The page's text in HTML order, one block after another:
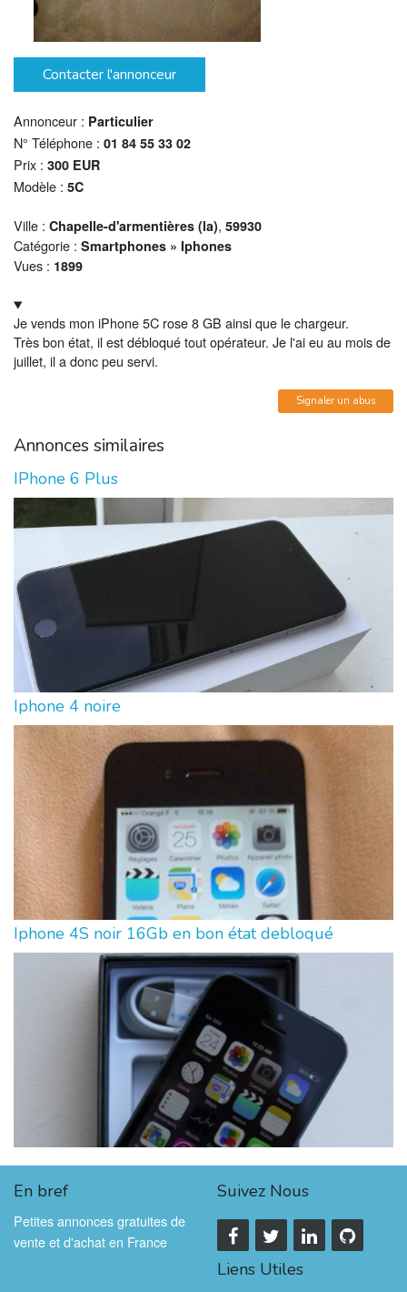
Contacter l'annonceur
Annonceur : Particulier
N° Téléphone : 01 84 55 33 02
Prix : 300 EUR
Modèle : 5C
Ville : Chapelle-d'armentières (la), 59930
Catégorie : Smartphones » Iphones
Vues : 1899
Je vends mon iPhone 5C rose 8 GB ainsi que le chargeur.
Très bon état, il est débloqué tout opérateur. Je l'ai eu au mois de
juillet, il a donc peu servi.
Signaler un abus
Annonces similaires
IPhone 6 Plus
Iphone 4 noire
Iphone 4S noir 16Gb en bon état debloqué
En bref
Petites annonces gratuites de
vente et d'achat en France
Suivez Nous
Liens Utiles